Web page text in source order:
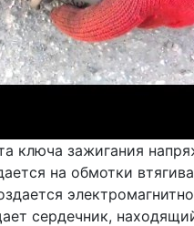
ключа зажигания
на обмотки
сердечник,